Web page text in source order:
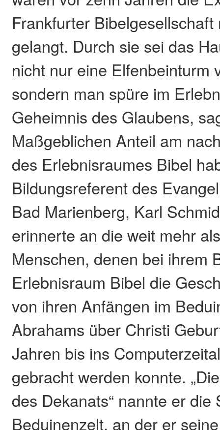
Frankfurter
gelangt. Durch sie sei das
nicht nur eine Elfenbeinturm
sondern man spüre im
Geheimnis des Glaubens,
Maßgeblichen Anteil am
des Erlebnisraumes Bibel
Bildungsreferent des
Bad Marienberg, Karl
erinnerte an die weit mehr
Menschen, denen bei ihrem
Erlebnisraum Bibel die
von ihren Anfängen im
Abrahams über Christi
Jahren bis ins
gebracht werden konnte.
des Dekanats“ nannte er die
Beduinenzelt, an der er